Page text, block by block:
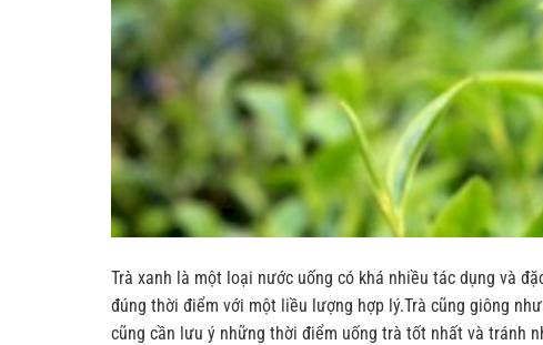
Trà xanh là một loại nước uống có khá nhiều tác dụng và
đúng thời điểm với một liều lượng hợp lý.Trà cũng giông
cũng cần lưu ý những thời điểm uống trà tốt nhất và tránh